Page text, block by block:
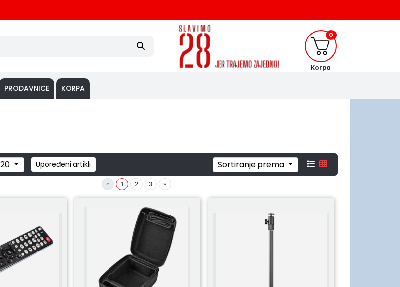
0
Korpa
PRODAVNICE KORPA
20 Upoređeni artikli Sortiranje prema
« 1 2 3 »